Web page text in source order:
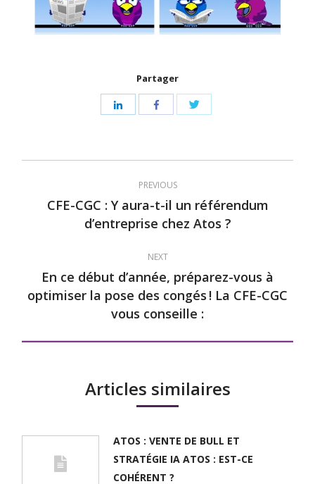
Partager
Share
Share
navigation
PREVIOUS
Previous
post:
CFE-CGC : Y aura-t-il un référendum
d’entreprise chez Atos ?
NEXT
Next
post:
En ce début d’année, préparez-vous à
optimiser la pose des congés ! La CFE-CGC
vous conseille :
Articles similaires
ATOS : VENTE DE BULL ET
STRATÉGIE IA ATOS : EST-CE
COHÉRENT ?